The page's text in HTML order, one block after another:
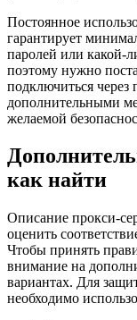
Постоянное
гарантирует
паролей или какой-
поэтому нужно
подключиться через
дополнительными
желаемой
как найти
Описание прокси-
оценить
Чтобы принять
внимание на
вариантах. Для
необходимо